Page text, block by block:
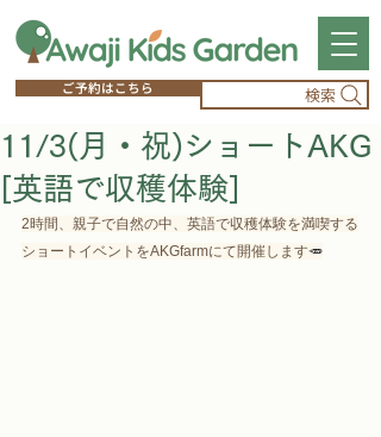
ご予約はこちら 検索
11/3(月・祝)ショートAKG
[英語で収穫体験]
2時間、親子で自然の中、英語で収穫体験を満喫する
ショートイベントをAKGfarmにて開催します🥕